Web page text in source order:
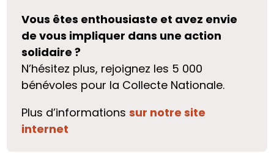
Vous êtes enthousiaste et avez envie
de vous impliquer dans une action
solidaire ?
N’hésitez plus, rejoignez les 5 000
bénévoles pour la Collecte Nationale.
Plus d’informations sur notre site
internet